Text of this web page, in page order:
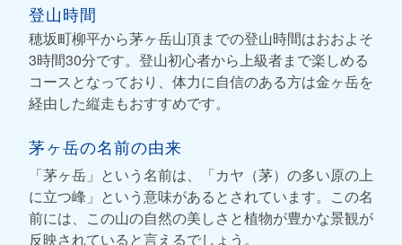
登山時間
穂坂町柳平から茅ヶ岳山頂までの登山時間はおおよそ
3時間30分です。登山初心者から上級者まで楽しめる
コースとなっており、体力に自信のある方は金ヶ岳を
経由した縦走もおすすめです。
茅ヶ岳の名前の由来
「茅ヶ岳」という名前は、「カヤ（茅）の多い原の上
に立つ峰」という意味があるとされています。この名
前には、この山の自然の美しさと植物が豊かな景観が
反映されていると言えるでしょう。